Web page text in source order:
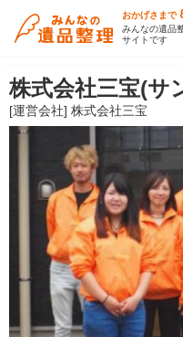
おかげさまで
みんなの遺品
サイトです
株式会社三宝(サ
[運営会社] 株式会社三宝